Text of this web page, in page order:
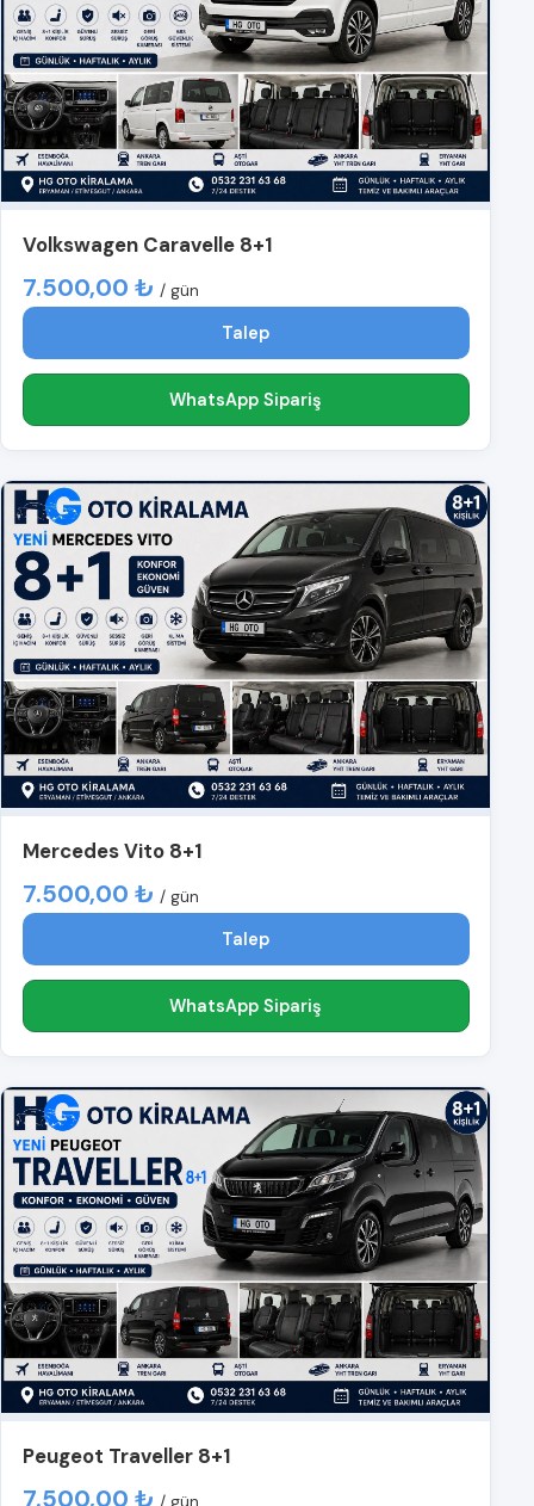
Volkswagen Caravelle 8+1
7.500,00 ₺ / gün
Talep
WhatsApp Sipariş
Mercedes Vito 8+1
7.500,00 ₺ / gün
Talep
WhatsApp Sipariş
Peugeot Traveller 8+1
7.500,00 ₺